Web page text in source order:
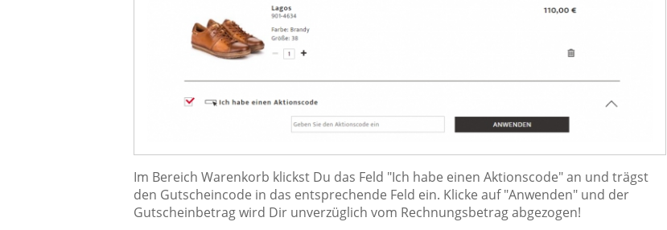
Im Bereich Warenkorb klickst Du das Feld "Ich habe einen Aktionscode" an und trägst
den Gutscheincode in das entsprechende Feld ein. Klicke auf "Anwenden" und der
Gutscheinbetrag wird Dir unverzüglich vom Rechnungsbetrag abgezogen!